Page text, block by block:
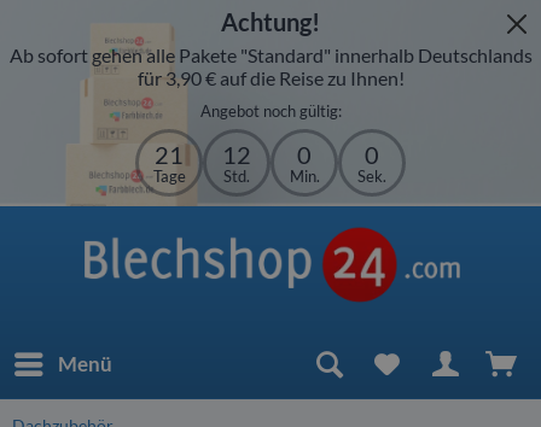
Achtung!
Ab sofort gehen alle Pakete "Standard" innerhalb Deutschlands
für 3,90 € auf die Reise zu Ihnen!
Angebot noch gültig:
21
Tage
11
Std.
59
Min.
59
Sek.
Menü